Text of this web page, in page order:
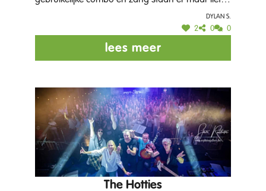
20 blazers op het podium. We brengen met onze
band tot 2,5uur ambiance muziek. Beleving staat
bij ons centraal, wij willen het publiek graag een
https://www.youtube.com/watch?
v=JAsXsOZfttM. Volg zeker ons YouTubekanaal
(https://www.youtube.com/@MalVineBand),
binnenkort publiceren we nog meer content.
Dylan S.
2 0 0
lees meer
The Hotties